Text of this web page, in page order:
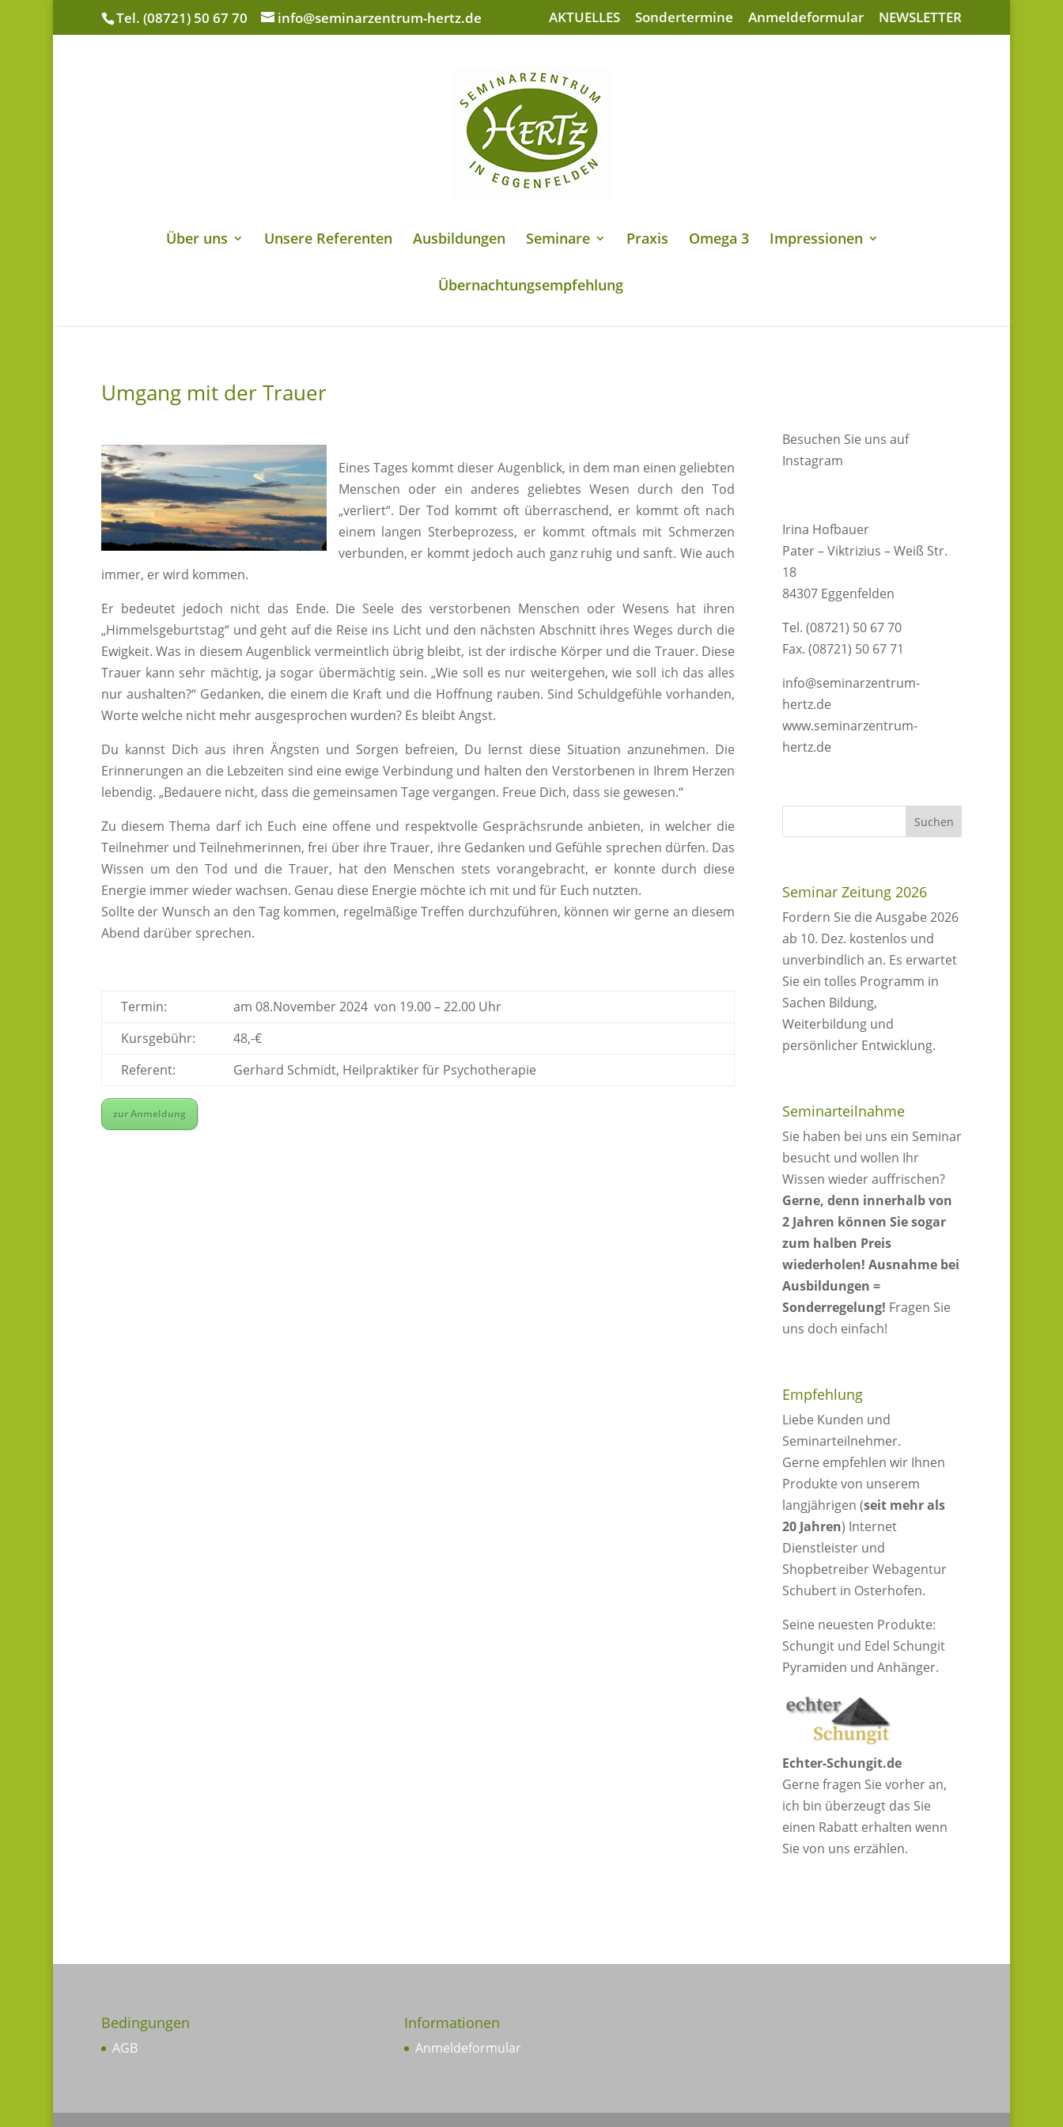
Tel. (08721) 50 67 70 info@seminarzentrum-hertz.de AKTUELLES Sondertermine Anmeldeformular NEWSLETTER
Über uns Unsere Referenten Ausbildungen Seminare Praxis Omega 3 Impressionen
Übernachtungsempfehlung
Umgang mit der Trauer
Eines Tages kommt dieser Augenblick, in dem man einen geliebten
Menschen oder ein anderes geliebtes Wesen durch den Tod
„verliert“. Der Tod kommt oft überraschend, er kommt oft nach
einem langen Sterbeprozess, er kommt oftmals mit Schmerzen
verbunden, er kommt jedoch auch ganz ruhig und sanft. Wie auch
immer, er wird kommen.
Er bedeutet jedoch nicht das Ende. Die Seele des verstorbenen Menschen oder Wesens hat ihren
„Himmelsgeburtstag“ und geht auf die Reise ins Licht und den nächsten Abschnitt ihres Weges durch die
Ewigkeit. Was in diesem Augenblick vermeintlich übrig bleibt, ist der irdische Körper und die Trauer. Diese
Trauer kann sehr mächtig, ja sogar übermächtig sein. „Wie soll es nur weitergehen, wie soll ich das alles
nur aushalten?“ Gedanken, die einem die Kraft und die Hoffnung rauben. Sind Schuldgefühle vorhanden,
Worte welche nicht mehr ausgesprochen wurden? Es bleibt Angst.
Du kannst Dich aus ihren Ängsten und Sorgen befreien, Du lernst diese Situation anzunehmen. Die
Erinnerungen an die Lebzeiten sind eine ewige Verbindung und halten den Verstorbenen in Ihrem Herzen
lebendig. „Bedauere nicht, dass die gemeinsamen Tage vergangen. Freue Dich, dass sie gewesen.“
Zu diesem Thema darf ich Euch eine offene und respektvolle Gesprächsrunde anbieten, in welcher die
Teilnehmer und Teilnehmerinnen, frei über ihre Trauer, ihre Gedanken und Gefühle sprechen dürfen. Das
Wissen um den Tod und die Trauer, hat den Menschen stets vorangebracht, er konnte durch diese
Energie immer wieder wachsen. Genau diese Energie möchte ich mit und für Euch nutzten.
Sollte der Wunsch an den Tag kommen, regelmäßige Treffen durchzuführen, können wir gerne an diesem
Abend darüber sprechen.
Termin:
am 08.November 2024 von 19.00 – 22.00 Uhr
Kursgebühr:
48,-€
Referent:
Gerhard Schmidt, Heilpraktiker für Psychotherapie
zur Anmeldung
Besuchen Sie uns auf
Instagram
Irina Hofbauer
Pater – Viktrizius – Weiß Str.
18
84307 Eggenfelden
Tel. (08721) 50 67 70
Fax. (08721) 50 67 71
info@seminarzentrum-
hertz.de
www.seminarzentrum-
hertz.de
Seminar Zeitung 2026
Fordern Sie die Ausgabe 2026
ab 10. Dez. kostenlos und
unverbindlich an. Es erwartet
Sie ein tolles Programm in
Sachen Bildung,
Weiterbildung und
persönlicher Entwicklung.
Seminarteilnahme
Sie haben bei uns ein Seminar
besucht und wollen Ihr
Wissen wieder auffrischen?
Gerne, denn innerhalb von
2 Jahren können Sie sogar
zum halben Preis
wiederholen! Ausnahme bei
Ausbildungen =
Sonderregelung! Fragen Sie
uns doch einfach!
Empfehlung
Liebe Kunden und
Seminarteilnehmer.
Gerne empfehlen wir Ihnen
Produkte von unserem
langjährigen (seit mehr als
20 Jahren) Internet
Dienstleister und
Shopbetreiber Webagentur
Schubert in Osterhofen.
Seine neuesten Produkte:
Schungit und Edel Schungit
Pyramiden und Anhänger.
Echter-Schungit.de
Gerne fragen Sie vorher an,
ich bin überzeugt das Sie
einen Rabatt erhalten wenn
Sie von uns erzählen.
Bedingungen
AGB
Informationen
Anmeldeformular